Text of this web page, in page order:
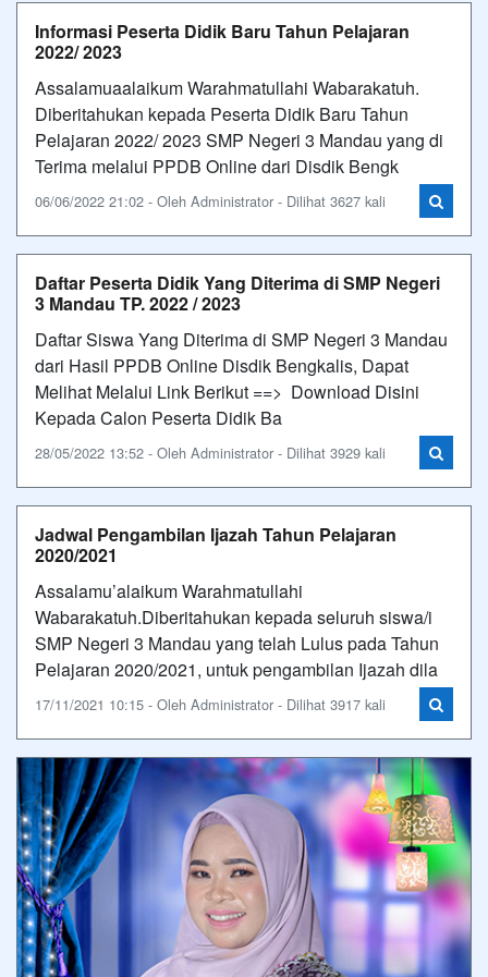
Informasi Peserta Didik Baru Tahun Pelajaran
2022/ 2023
Assalamuaalaikum Warahmatullahi Wabarakatuh.
Diberitahukan kepada Peserta Didik Baru Tahun
Pelajaran 2022/ 2023 SMP Negeri 3 Mandau yang di
Terima melalui PPDB Online dari Disdik Bengk
06/06/2022 21:02 - Oleh Administrator - Dilihat 3627 kali
Daftar Peserta Didik Yang Diterima di SMP Negeri
3 Mandau TP. 2022 / 2023
Daftar Siswa Yang Diterima di SMP Negeri 3 Mandau
dari Hasil PPDB Online Disdik Bengkalis, Dapat
Melihat Melalui Link Berikut ==> Download Disini
Kepada Calon Peserta Didik Ba
28/05/2022 13:52 - Oleh Administrator - Dilihat 3929 kali
Jadwal Pengambilan Ijazah Tahun Pelajaran
2020/2021
Assalamu’alaikum Warahmatullahi
Wabarakatuh.Diberitahukan kepada seluruh siswa/i
SMP Negeri 3 Mandau yang telah Lulus pada Tahun
Pelajaran 2020/2021, untuk pengambilan Ijazah dila
17/11/2021 10:15 - Oleh Administrator - Dilihat 3917 kali